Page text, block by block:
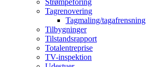
Strømpeforing
Tagrenovering
Tagmaling/tagafrensning
Tilbygninger
Tilstandsrapport
Totalentreprise
TV-inspektion